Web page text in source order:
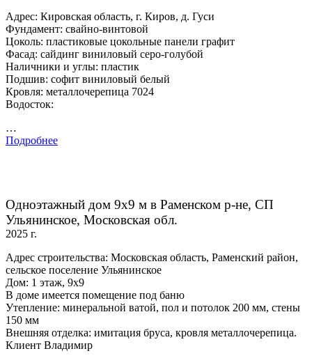
Адрес: Кировская область, г. Киров, д. Гуси
Фундамент: свайно-винтовой
Цоколь: пластиковые цокольные панели графит
Фасад: сайдинг виниловый серо-голубой
Наличники и углы: пластик
Подшив: софит виниловый белый
Кровля: металлочерепица 7024
Водосток:
…
Подробнее
Одноэтажный дом 9х9 м в Раменском р-не, СП
Ульянинское, Московская обл.
2025 г.
Адрес строительства: Московская область, Раменский район,
сельское поселение Ульянинское
Дом: 1 этаж, 9х9
В доме имеется помещение под баню
Утепление: минеральной ватой, пол и потолок 200 мм, стены
150 мм
Внешняя отделка: имитация бруса, кровля металлочерепица.
Клиент Владимир